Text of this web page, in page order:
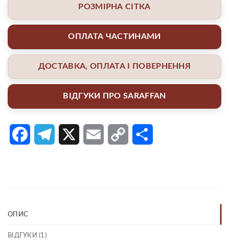
РОЗМІРНА СІТКА
ОПЛАТА ЧАСТИНАМИ
ДОСТАВКА, ОПЛАТА І ПОВЕРНЕННЯ
ВІДГУКИ ПРО SARAFFAN
FacebookTelegram Email Copy
ОПИС
ВІДГУКИ (1)